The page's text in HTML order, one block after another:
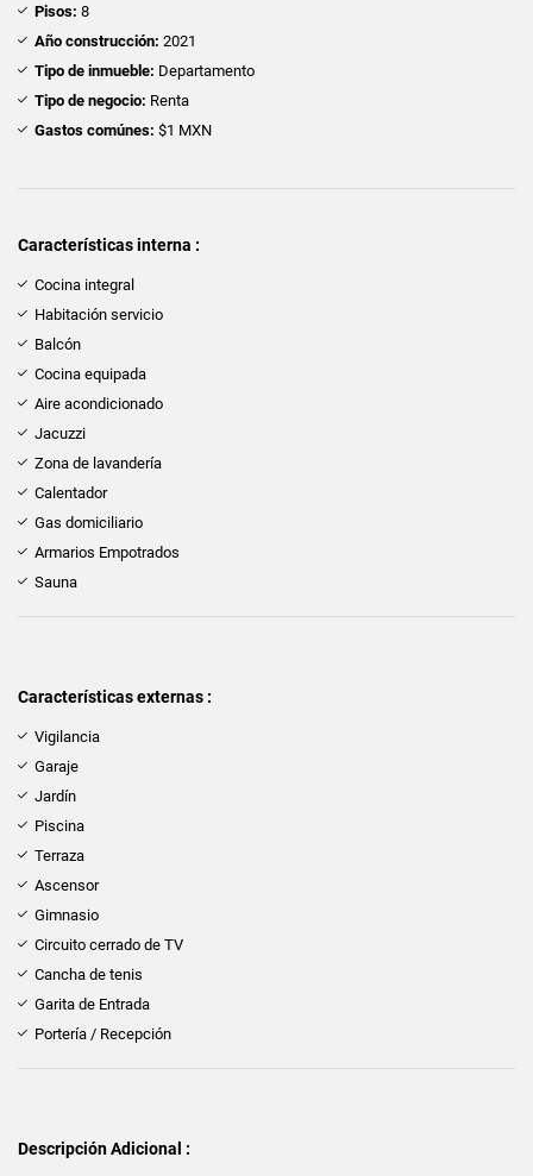
Pisos: 8
Año construcción: 2021
Tipo de inmueble: Departamento
Tipo de negocio: Renta
Gastos comúnes: $1 MXN
Características interna :
Cocina integral
Habitación servicio
Balcón
Cocina equipada
Aire acondicionado
Jacuzzi
Zona de lavandería
Calentador
Gas domiciliario
Armarios Empotrados
Sauna
Características externas :
Vigilancia
Garaje
Jardín
Piscina
Terraza
Ascensor
Gimnasio
Circuito cerrado de TV
Cancha de tenis
Garita de Entrada
Portería / Recepción
Descripción Adicional :